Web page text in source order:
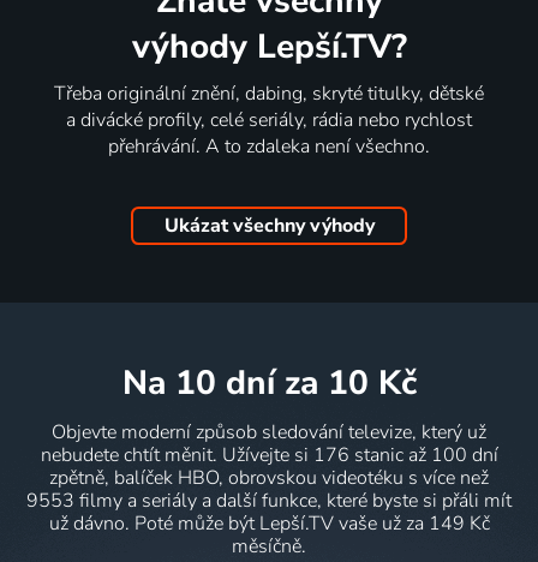
výhody Lepší.TV?
Třeba originální znění, dabing, skryté titulky, dětské
a divácké profily, celé seriály, rádia nebo rychlost
přehrávání. A to zdaleka není všechno.
Ukázat všechny výhody
na 10 dní za 10 Kč
Objevte moderní způsob sledování televize, který už
nebudete chtít měnit. Užívejte si 176 stanic až 100 dní
zpětně, balíček HBO, obrovskou videotéku s více než
9553 filmy a seriály a další funkce, které byste si přáli mít
už dávno. Poté může být Lepší.TV vaše už za 149 Kč
měsíčně.